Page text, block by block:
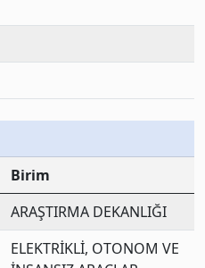
Birim
ARAŞTIRMA DEKANLIĞI
ELEKTRİKLİ, OTONOM VE